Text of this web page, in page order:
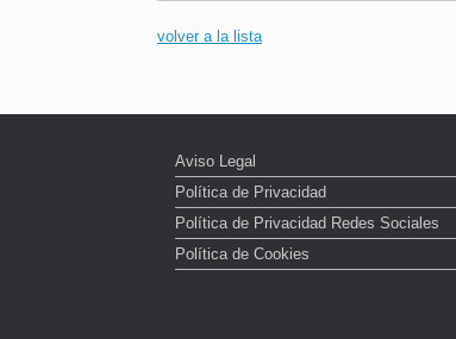
volver a la lista
Aviso Legal
Política de Privacidad
Política de Privacidad Redes Sociales
Política de Cookies